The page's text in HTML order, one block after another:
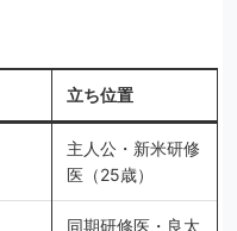
立ち位置
主人公・新米研修
医（25歳）
同期研修医・良太